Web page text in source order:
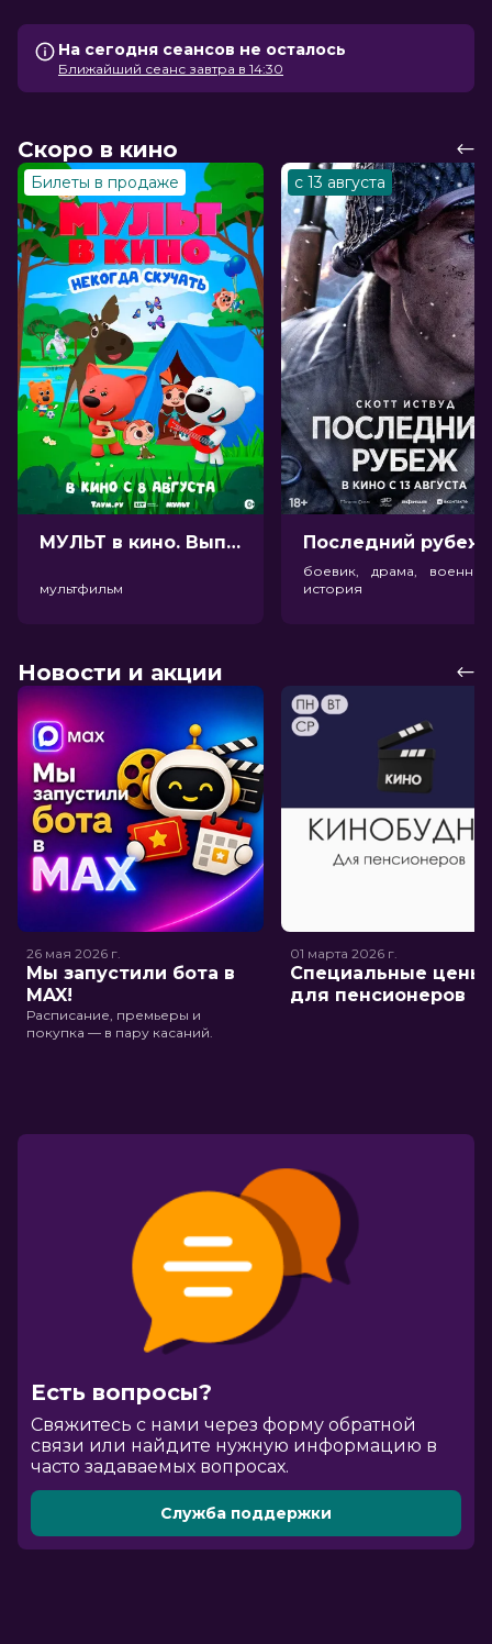
На сегодня сеансов не осталось
Ближайший сеанс завтра в 14:30
Скоро в кино
Билеты в продаже
МУЛЬТ в кино. Выпуск №198. Некогда скучать (0+)
мультфильм
с 13 августа
боевик, драма,
история
Новости и акции
26 мая 2026 г.
Мы запустили бота в
MAX!
Расписание, премьеры и
покупка — в пару касаний.
01 марта 2026 г.
Специальные цены
для пенсионеров
Есть вопросы?
Cвяжитесь с нами через форму обратной
связи или найдите нужную информацию в
часто задаваемых вопросах.
Служба поддержки